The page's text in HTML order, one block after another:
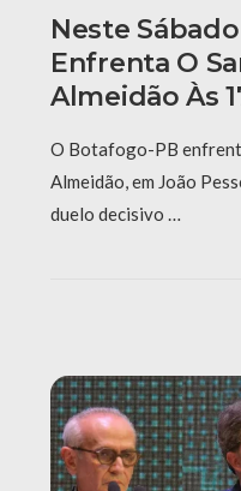
Neste
Enfrenta O
Almeidão Às
O Botafogo-PB
Almeidão, em João
duelo decisivo …